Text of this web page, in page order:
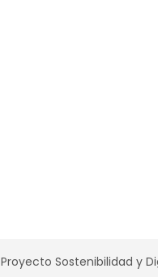
Proyecto Sostenibilidad y